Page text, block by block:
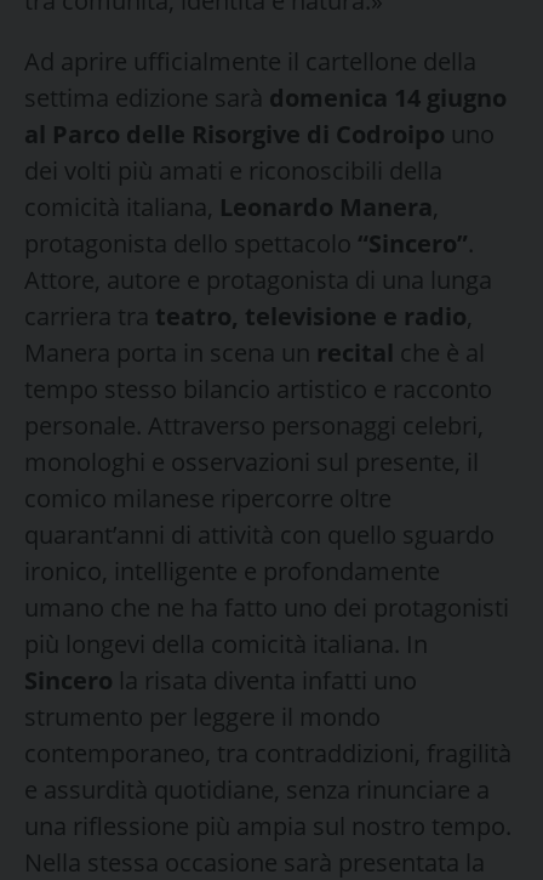
Ad aprire ufficialmente il cartellone della
settima edizione sarà domenica 14 giugno
al Parco delle Risorgive di Codroipo uno
dei volti più amati e riconoscibili della
comicità italiana, Leonardo Manera,
protagonista dello spettacolo “Sincero”.
Attore, autore e protagonista di una lunga
carriera tra teatro, televisione e radio,
Manera porta in scena un recital che è al
tempo stesso bilancio artistico e racconto
personale. Attraverso personaggi celebri,
monologhi e osservazioni sul presente, il
comico milanese ripercorre oltre
quarant’anni di attività con quello sguardo
ironico, intelligente e profondamente
umano che ne ha fatto uno dei protagonisti
più longevi della comicità italiana. In
Sincero la risata diventa infatti uno
strumento per leggere il mondo
contemporaneo, tra contraddizioni, fragilità
e assurdità quotidiane, senza rinunciare a
una riflessione più ampia sul nostro tempo.
Nella stessa occasione sarà presentata la